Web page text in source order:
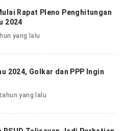
Rapat Pleno Penghitungan
2024
yang lalu
2024, Golkar dan PPP Ingin
yang lalu